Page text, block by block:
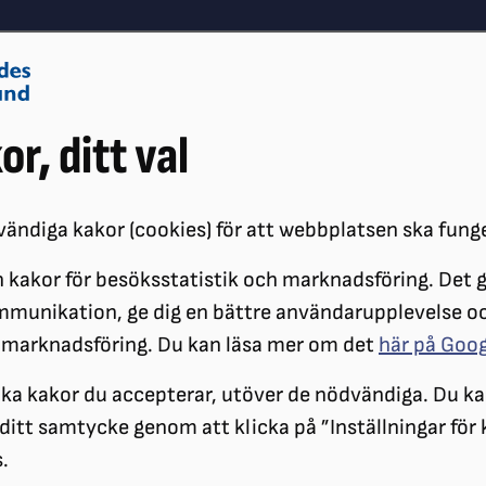
ditt val
kakor (cookies) för att webbplatsen ska
kakor för besöksstatistik och marknadsföring. Det
ge dig en bättre användarupplevelse
Du kan läsa mer om det här på
kakor du accepterar, utöver de nödvändiga. Du
samtycke genom att klicka på ”Inställningar för
Påverkansarbete
PERSPEKTIV ANNONSERA
Annonsera i
Tidningen har över 12 000